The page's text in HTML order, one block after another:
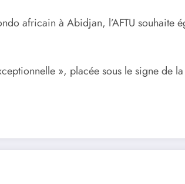
africain à Abidjan, l’AFTU
», placée sous le signe